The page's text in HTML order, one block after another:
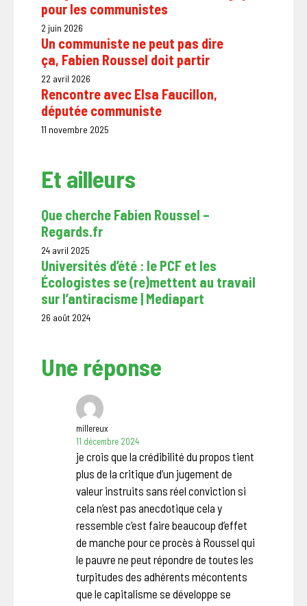
pour les communistes
2 juin 2026
Un communiste ne peut pas dire
ça, Fabien Roussel doit partir
22 avril 2026
Rencontre avec Elsa Faucillon,
députée communiste
11 novembre 2025
Et ailleurs
Que cherche Fabien Roussel –
Regards.fr
24 avril 2025
Universités d’été : le PCF et les
Écologistes se (re)mettent au travail
sur l’antiracisme | Mediapart
26 août 2024
Une réponse
millereux
11 décembre 2024
je crois que la crédibilité du propos tient
plus de la critique d’un jugement de
valeur instruits sans réel conviction si
cela n’est pas anecdotique cela y
ressemble c’est faire beaucoup d’effet
de manche pour ce procès à Roussel qui
le pauvre ne peut répondre de toutes les
turpitudes des adhérents mécontents
que le capitalisme se développe se